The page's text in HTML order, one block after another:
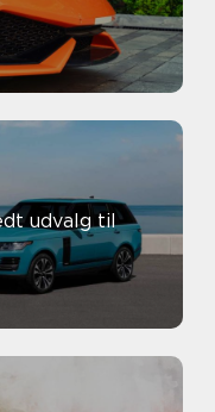
udvalg til